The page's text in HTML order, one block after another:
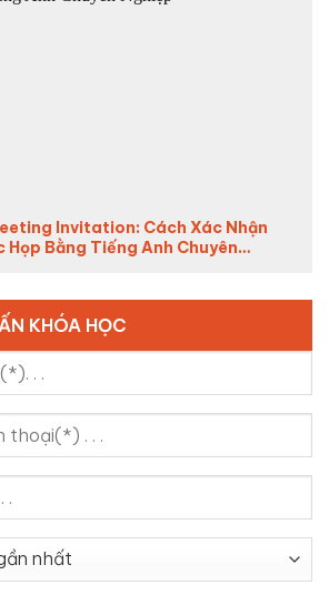
Invitation: Cách Xác Nhận
Họp Bằng Tiếng Anh Chuyên
KHÓA HỌC